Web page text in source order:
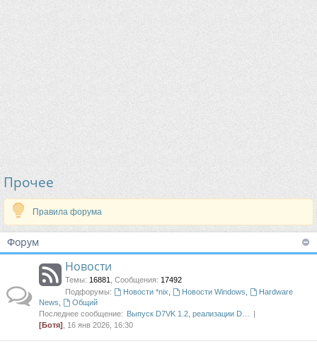
Прочее
Правила форума
Форум
Новости
Темы: 16881 Сообщения: 17492
Подфорумы:
Новости *nix Новости Windows
Hardware
News
Общий
Последнее сообщение: Выпуск D7VK 1.2, реализации D…
[Ботя] , 16 янв 2026, 16:30